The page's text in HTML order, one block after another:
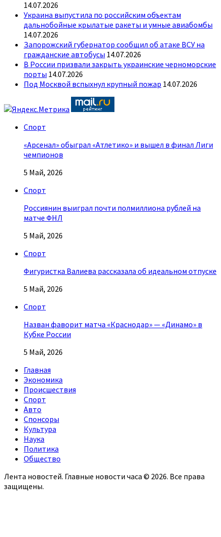
14.07.2026
Украина выпустила по российским объектам
дальнобойные крылатые ракеты и умные авиабомбы
14.07.2026
Запорожский губернатор сообщил об атаке ВСУ на
гражданские автобусы 14.07.2026
В России призвали закрыть украинские черноморские
порты 14.07.2026
Под Москвой вспыхнул крупный пожар 14.07.2026
Спорт
«Арсенал» обыграл «Атлетико» и вышел в финал Лиги
чемпионов
5 Май, 2026
Спорт
Россиянин выиграл почти полмиллиона рублей на
матче ФНЛ
5 Май, 2026
Спорт
Фигуристка Валиева рассказала об идеальном отпуске
5 Май, 2026
Спорт
Назван фаворит матча «Краснодар» — «Динамо» в
Кубке России
5 Май, 2026
Главная
Экономика
Происшествия
Спорт
Авто
Спонсоры
Культура
Наука
Политика
Общество
Лента новостей. Главные новости часа © 2026. Все права
защищены.